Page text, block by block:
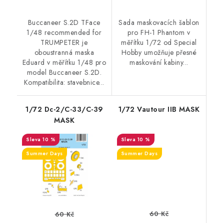
Buccaneer S.2D TFace
1/48 recommended for
TRUMPETER je
oboustranná maska
Eduard v měřítku 1/48 pro
model Buccaneer S.2D.
Kompatibilita: stavebnice...
Sada maskovacích šablon
pro FH-1 Phantom v
měřítku 1/72 od Special
Hobby umožňuje přesné
maskování kabiny...
1/72 Dc-2/C-33/C-39
MASK
10 %
Summer Days
60 Kč
1/72 Vautour IIB MASK
10 %
Summer Days
60 Kč